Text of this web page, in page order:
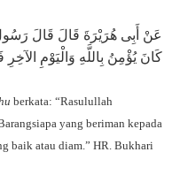
عَنْ أَبِى هُرَيْرَةَ قَالَ قَالَ
كَانَ يُؤْمِنُ بِاللَّهِ وَالْيَوْمِ
berkata: “Rasulullah
yang beriman kepada
baik atau diam.” HR. Bukhari